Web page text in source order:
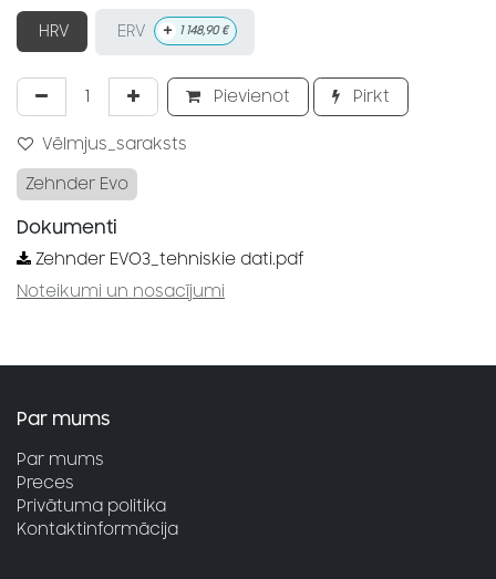
HRV ERV + 1 148,90€
Pievienot Pirkt
Vēlmjus_saraksts
Zehnder Evo
Dokumenti
Zehnder EVO3_tehniskie dati.pdf
Noteikumi un nosacījumi
Par mums
Par mums
Preces
Privātuma politika
Kontaktinformācija